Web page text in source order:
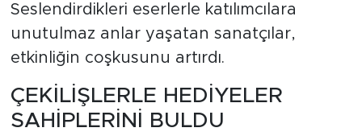
Seslendirdikleri eserlerle katılımcılara
unutulmaz anlar yaşatan sanatçılar,
etkinliğin coşkusunu artırdı.
ÇEKİLİŞLERLE HEDİYELER
SAHİPLERİNİ BULDU